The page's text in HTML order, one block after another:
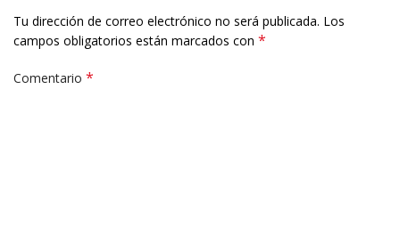
Tu dirección de correo electrónico no será publicada. Los
campos obligatorios están marcados con *
Comentario *